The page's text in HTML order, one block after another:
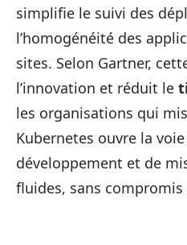
simplifie le suivi des
l’homogénéité des
sites. Selon Gartner,
l’innovation et réduit le
les organisations qui
Kubernetes ouvre la
développement et de
fluides, sans